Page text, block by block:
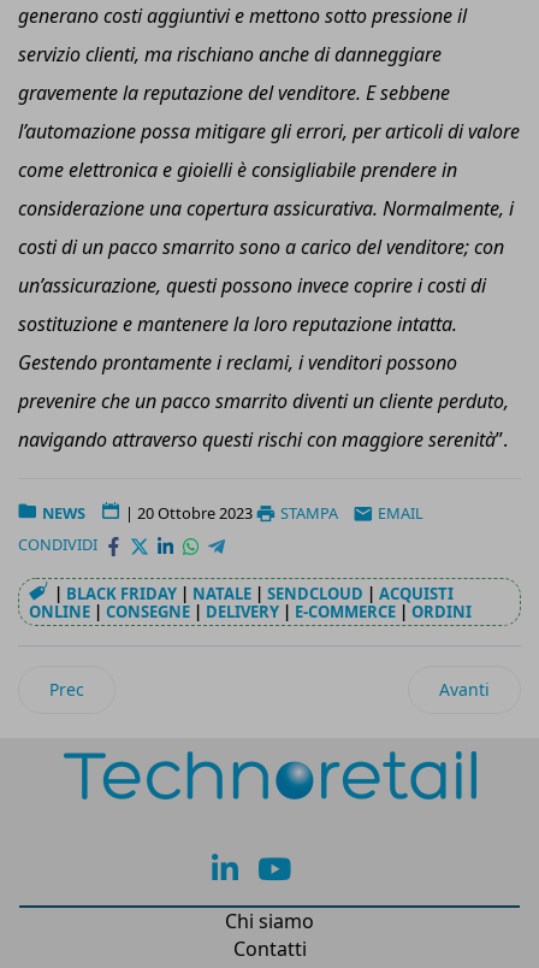
generano costi aggiuntivi e mettono sotto pressione il
servizio clienti, ma rischiano anche di danneggiare
gravemente la reputazione del venditore. E sebbene
l’automazione possa mitigare gli errori, per articoli di valore
come elettronica e gioielli è consigliabile prendere in
considerazione una copertura assicurativa. Normalmente, i
costi di un pacco smarrito sono a carico del venditore; con
un’assicurazione, questi possono invece coprire i costi di
sostituzione e mantenere la loro reputazione intatta.
Gestendo prontamente i reclami, i venditori possono
prevenire che un pacco smarrito diventi un cliente perduto,
navigando attraverso questi rischi con maggiore serenità”.
NEWS | 20 Ottobre 2023 STAMPA
EMAIL
CONDIVIDI
| BLACK FRIDAY | NATALE | SENDCLOUD | ACQUISTI
ONLINE | CONSEGNE | DELIVERY | E-COMMERCE | ORDINI
Articolo precedente: Wikipoint porta le agenzie immobiliari
Prec Articolo
Avanti
lk yt
Chi siamo
Contatti